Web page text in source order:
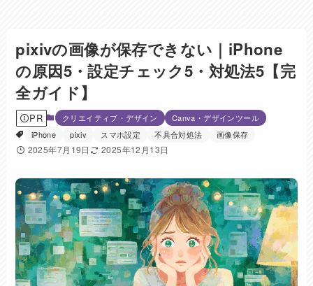
pixivの画像が保存できない｜iPhone
の原因5・設定チェック5・対処法5【完
全ガイド】
PR クリエイティブ・デザイン
Canva・デザインツール
iPhone
pixiv スマホ設定 不具合対処法 画像保存
2025年7月19日 2025年12月13日